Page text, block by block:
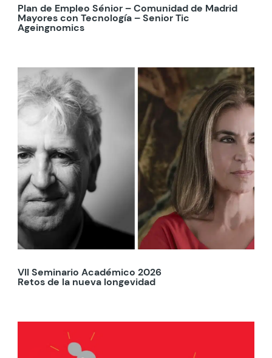
Plan de Empleo Sénior – Comunidad de Madrid
Mayores con Tecnología – Senior Tic
Ageingnomics
VII Seminario Académico 2026
Retos de la nueva longevidad